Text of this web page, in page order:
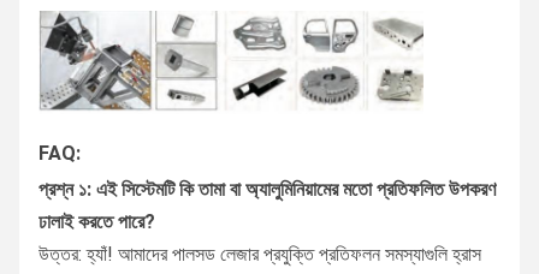
FAQ:
প্রশ্ন ১: এই সিস্টেমটি কি তামা বা অ্যালুমিনিয়ামের মতো প্রতিফলিত উপকরণ
ঢালাই করতে পারে?
উত্তর: হ্যাঁ! আমাদের পালসড লেজার প্রযুক্তি প্রতিফলন সমস্যাগুলি হ্রাস